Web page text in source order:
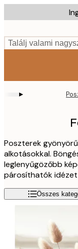
to
content.
Találj valami
▸
Poszterek
alkotásokkal.
leglenyűgözőbb
párosíthatók idézet
Összes